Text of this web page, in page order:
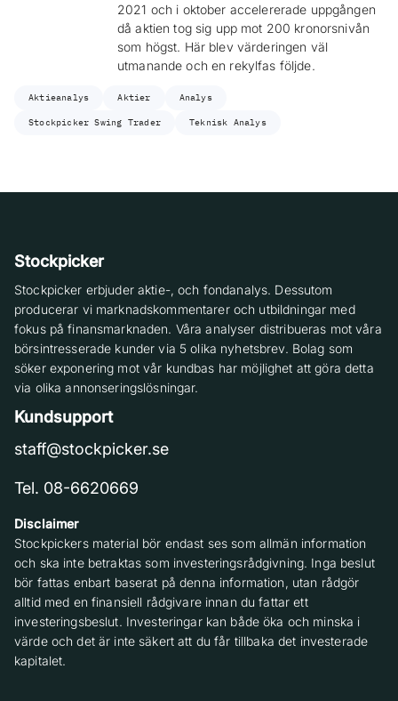
2021 och i oktober accelererade uppgången
då aktien tog sig upp mot 200 kronorsnivån
som högst. Här blev värderingen väl
utmanande och en rekylfas följde.
Aktieanalys Aktier Analys
Stockpicker Swing Trader Teknisk Analys
Stockpicker
Stockpicker erbjuder aktie-, och fondanalys. Dessutom
producerar vi marknadskommentarer och utbildningar med
fokus på finansmarknaden. Våra analyser distribueras mot våra
börsintresserade kunder via 5 olika nyhetsbrev. Bolag som
söker exponering mot vår kundbas har möjlighet att göra detta
via olika annonseringslösningar.
Kundsupport
staff@stockpicker.se
Tel. 08-6620669
Disclaimer
Stockpickers material bör endast ses som allmän information
och ska inte betraktas som investeringsrådgivning. Inga beslut
bör fattas enbart baserat på denna information, utan rådgör
alltid med en finansiell rådgivare innan du fattar ett
investeringsbeslut. Investeringar kan både öka och minska i
värde och det är inte säkert att du får tillbaka det investerade
kapitalet.